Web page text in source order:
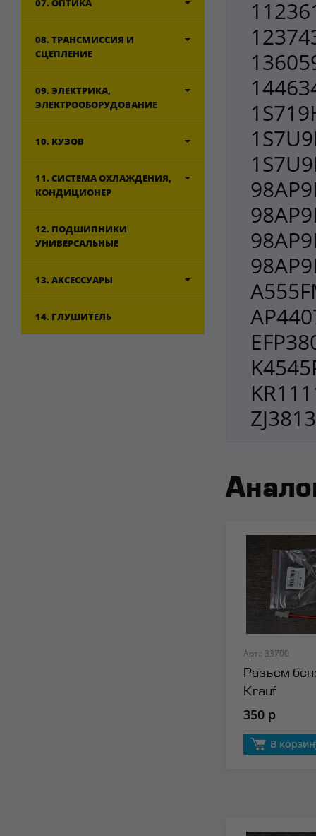
07. ОПТИКА
08. ТРАНСМИССИЯ И
СЦЕПЛЕНИЕ
09. ЭЛЕКТРИКА,
ЭЛЕКТРООБОРУДОВАНИЕ
10. КУЗОВ
11. СИСТЕМА ОХЛАЖДЕНИЯ,
КОНДИЦИОНЕР
12. ПОДШИПНИКИ
УНИВЕРСАЛЬНЫЕ
13. АКСЕССУАРЫ
14. ГЛУШИТЕЛЬ
Арт.: 33700
Разъем
Krauf
350 р
В